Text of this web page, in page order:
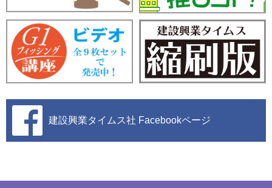
建設興業タイムス社 Facebookページ